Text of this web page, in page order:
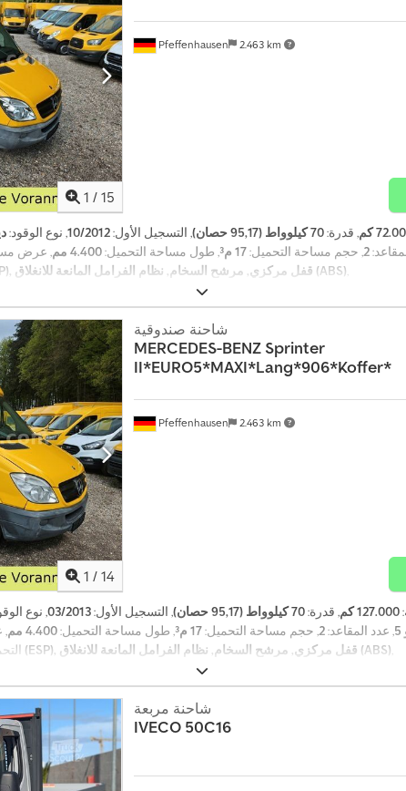
1 / 15
Pfeffenhausen 2.463 km
كم , قدرة:70 كيلوواط (95,17 حصان) , التسجيل الأول:10/2012, نوع الوقود:
2, حجم مساحة التحميل:17 م³ , طول مساحة التحميل:4.400 مم , عرض
برنامج الثبات الإلكتروني (ESP), قفل مركزي, مرشح السخام, نظام الفرامل المانعة للانغلاق (ABS),
1 / 14
Pfeffenhausen 2.463 km
شاحنة صندوقية
MERCEDES-BENZ Sprinter
II*EURO5*MAXI*Lang*906*Koffer*
127.000 كم , قدرة:70 كيلوواط (95,17 حصان) , التسجيل الأول:03/2013, نوع
, عدد المقاعد:2, حجم مساحة التحميل:17 م³ , طول مساحة التحميل:4.400 مم ,
برنامج الثبات الإلكتروني (ESP), قفل مركزي, مرشح السخام, نظام الفرامل المانعة للانغلاق (ABS),
شاحنة مربعة
IVECO 50C16